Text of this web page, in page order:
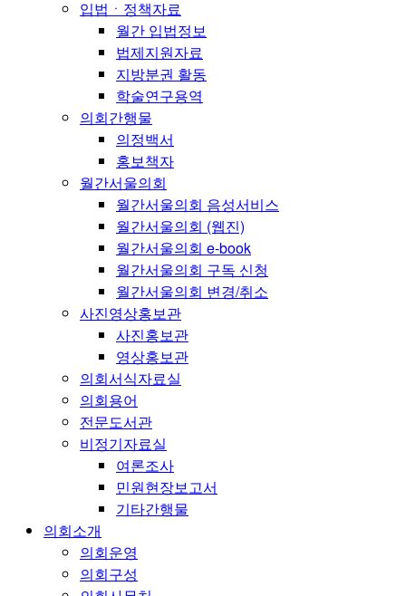
입법ㆍ정책자료
월간 입법정보
법제지원자료
지방분권 활동
학술연구용역
의회간행물
의정백서
홍보책자
월간서울의회
월간서울의회 음성서비스
월간서울의회 (웹진)
월간서울의회 e-book
월간서울의회 구독 신청
월간서울의회 변경/취소
사진영상홍보관
사진홍보관
영상홍보관
의회서식자료실
의회용어
전문도서관
비정기자료실
여론조사
민원현장보고서
기타간행물
의회소개
의회운영
의회구성